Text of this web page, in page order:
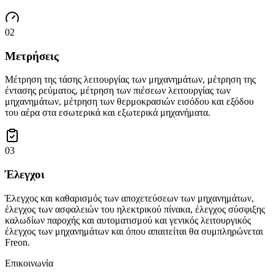
02
Μετρήσεις
Μέτρηση της τάσης λειτουργίας των μηχανημάτων, μέτρηση της
έντασης ρεύματος, μέτρηση των πιέσεων λειτουργίας των
μηχανημάτων, μέτρηση των θερμοκρασιών εισόδου και εξόδου
του αέρα στα εσωτερικά και εξωτερικά μηχανήματα.
03
Έλεγχοι
Έλεγχος και καθαρισμός των αποχετεύσεων των μηχανημάτων,
έλεγχος των ασφαλειών του ηλεκτρικού πίνακα, έλεγχος σύσφιξης
καλωδίων παροχής και αυτοματισμού και γενικός λειτουργικός
έλεγχος των μηχανημάτων και όπου απαιτείται θα συμπληρώνεται
Freon.
Επικοινωνία